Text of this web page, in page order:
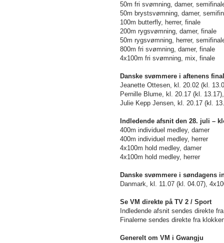
50m fri svømning, damer,
50m brystsvømning, damer,
100m butterfly, herrer, finale
200m rygsvømning, damer, finale
50m rygsvømning, herrer,
800m fri svømning, damer,
4x100m fri svømning, mix,
Danske svømmere i aftenens
Jeanette Ottesen, kl. 20.02 (kl.
Pernille Blume, kl. 20.17 (kl.
Julie Kepp Jensen, kl. 20.17 (kl.
Indledende afsnit den 28. juli –
400m individuel medley,
400m individuel medley,
4x100m hold medley, damer
4x100m hold medley,
Danske svømmere i søndagens
Danmark, kl. 11.07 (kl. 04.07),
Se VM direkte på TV 2 / Sport
Indledende afsnit sendes direkte
Finalerne sendes direkte fra
Generelt om VM i Gwangju